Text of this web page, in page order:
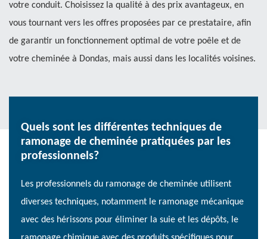
votre conduit. Choisissez la qualité à des prix avantageux, en
vous tournant vers les offres proposées par ce prestataire, afin
de garantir un fonctionnement optimal de votre poêle et de
votre cheminée à Dondas, mais aussi dans les localités voisines.
Quels sont les différentes techniques de
ramonage de cheminée pratiquées par les
professionnels?
Les professionnels du ramonage de cheminée utilisent
diverses techniques, notamment le ramonage mécanique
avec des hérissons pour éliminer la suie et les dépôts, le